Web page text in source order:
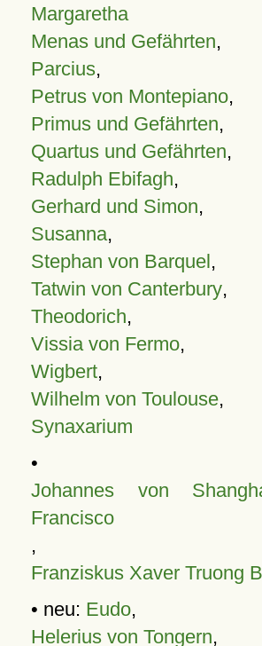
Margaretha
Menas und Gefährten,
Parcius,
Petrus von Montepiano,
Primus und Gefährten,
Quartus und Gefährten,
Radulph Ebifagh,
Gerhard und Simon,
Susanna,
Stephan von Barquel,
Tatwin von Canterbury,
Theodorich,
Vissia von Fermo,
Wigbert,
Wilhelm von Toulouse,
Synaxarium
•
Johannes von
Francisco
,
Franziskus Xaver Truong
• neu: Eudo,
Helerius von Tongern,